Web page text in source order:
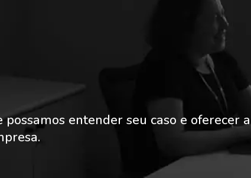
entender seu caso e oferecer a